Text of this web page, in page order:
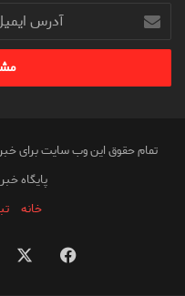
آدرس
ایمیل
خود
وارد
تمام حقوق این وب سایت برای
پایگاه
خانه
فیس